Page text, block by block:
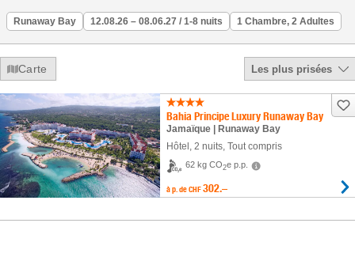
Runaway Bay 12.08.26 – 08.06.27 / 1-8 nuits 1 Chambre, 2 Adultes
Carte Les plus prisées
Bahia Principe Luxury Runaway Bay
Jamaïque | Runaway Bay
Hôtel , 2 nuits, Tout compris
62 kg CO2e p.p.
à p. de CHF 302.–